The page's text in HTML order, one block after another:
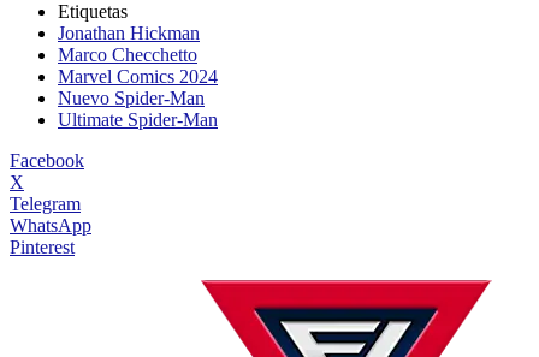
Etiquetas
Jonathan Hickman
Marco Checchetto
Marvel Comics 2024
Nuevo Spider-Man
Ultimate Spider-Man
Facebook
X
Telegram
WhatsApp
Pinterest